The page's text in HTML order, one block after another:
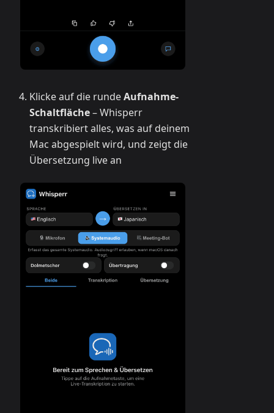
Klicke auf die rundeAufnahme-
Schaltfläche– Whisperr
transkribiert alles, was auf deinem
Mac abgespielt wird, und zeigt die
Übersetzung live an